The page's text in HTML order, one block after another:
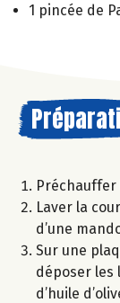
1 pincée de
Préchauffer
Laver la
d’une
Sur une
déposer les
d’huile